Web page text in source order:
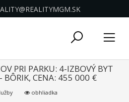
Toggle
PRI PARKU: 4-IZBOVÝ BYT
BÔRIK, CENA: 455 000 €
obhliadka